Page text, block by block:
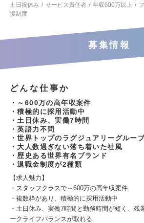
土日祝休み
サービス責任者 年収600万以上
援制度
募集情報
どんな仕事か
・～600万の高年収案件
・積極的に採用活動中
・土日休み、実働7時間
・英語力不問
・世界トップのラグジュアリーグルー
・大人数過ぎない落ち着いた社風
・歴史ある世界有名ブランド
・退職金制度が2種類
【求人魅力】
・スタッフクラスで～600万の高年収案件
・複数枠があり、積極的に採用活動中
・土日休み、実働7時間と勤務時間が短く、残
ークライフバランスが取れる